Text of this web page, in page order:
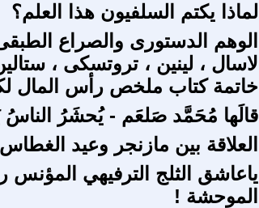
لماذا يكتم السلفيون هذا العلم؟
الوهم الدستورى والصراع
لاسال ، لينين ، تروتسكى ،
خاتمة كتاب ملخص رأس المال
قالَها مُحَمَّد صَلعَم - يُحشَرُ الناسُ
العلاقة بين مازنجر وعيد الغطاس
ياعاشق الثلج الترفيهي المؤنس
الموحشة !